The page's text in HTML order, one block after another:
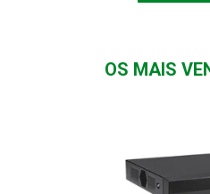
OS MAIS